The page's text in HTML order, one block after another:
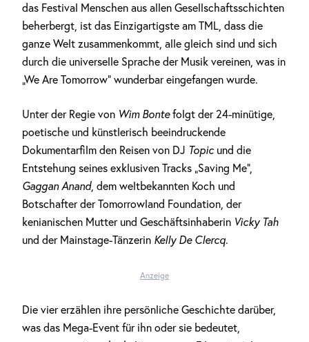
das Festival Menschen aus allen Gesellschaftsschichten
beherbergt, ist das Einzigartigste am TML, dass die
ganze Welt zusammenkommt, alle gleich sind und sich
durch die universelle Sprache der Musik vereinen, was in
„We Are Tomorrow“ wunderbar eingefangen wurde.
Unter der Regie von Wim Bontefolgt der 24-minütige,
poetische und künstlerisch beeindruckende
Dokumentarfilm den Reisen von DJ Topic und die
Entstehung seines exklusiven Tracks „Saving Me“,
Gaggan Anand, dem weltbekannten Koch und
Botschafter der Tomorrowland Foundation, der
kenianischen Mutter und Geschäftsinhaberin Vicky Tah
und der Mainstage-Tänzerin Kelly De Clercq.
Anzeige
Die vier erzählen ihre persönliche Geschichte darüber,
was das Mega-Event für ihn oder sie bedeutet,